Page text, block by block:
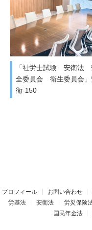
「社労士試験 安衛法
全委員会 衛生委員会」
衛-150
プロフィール お問い合わせ
労基法
安衛法 労災保険
国民年金法